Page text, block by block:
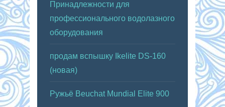
Принадлежности для
профессионального водолазного
оборудования
продам вспышку Ikelite DS-160
(новая)
Ружьё Beuchat Mundial Elite 900